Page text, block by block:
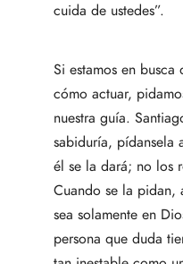
cuida de ustedes”.
Si estamos en
cómo actuar,
nuestra guía.
sabiduría, pídansela
él se la dará; no los
Cuando se la pidan,
sea solamente en
persona que duda